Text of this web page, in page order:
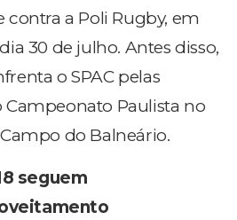
contra a Poli Rugby, em
30 de julho. Antes disso,
o SPAC pelas
Paulista no
do Balneário.
seguem